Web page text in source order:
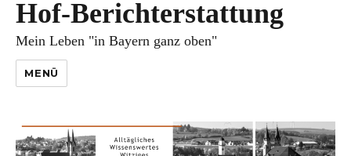
Hof-Berichterstattung
Mein Leben "in Bayern ganz oben"
MENÜ